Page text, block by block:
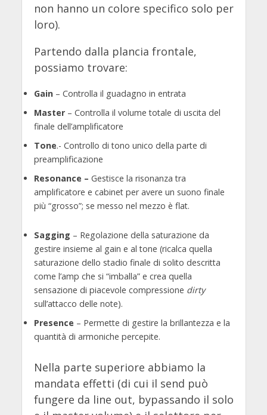
non hanno un colore specifico solo per
loro).
Partendo dalla plancia frontale,
possiamo trovare:
Gain – Controlla il guadagno in entrata
Master– Controlla il volume totale di uscita del
finale dell’amplificatore
Tone.- Controllo di tono unico della parte di
preamplificazione
Resonance – Gestisce la risonanza tra
amplificatore e cabinet per avere un suono finale
più “grosso”; se messo nel mezzo è flat.
Sagging – Regolazione della saturazione da
gestire insieme al gain e al tone (ricalca quella
saturazione dello stadio finale di solito descritta
come l’amp che si “imballa” e crea quella
sensazione di piacevole compressione dirty
sull’attacco delle note).
Presence – Permette di gestire la brillantezza e la
quantità di armoniche percepite.
Nella parte superiore abbiamo la
mandata effetti (di cui il send può
fungere da line out, bypassando il solo